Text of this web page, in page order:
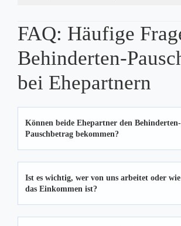
FAQ: Häufige
Behinderten-
bei Ehepartnern
Können beide Ehepartner den Behinderten-
Pauschbetrag bekommen?
Ist es wichtig, wer von uns arbeitet oder
das Einkommen ist?